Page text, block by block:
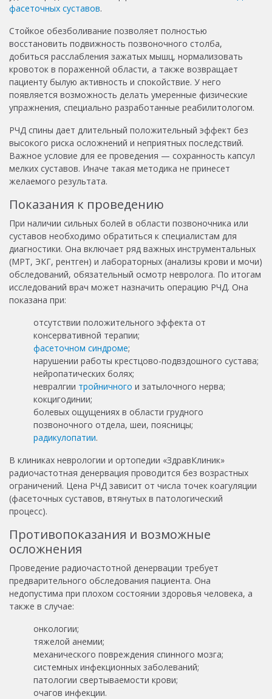
фасеточных суставов.
Стойкое обезболивание позволяет полностью
восстановить подвижность позвоночного столба,
добиться расслабления зажатых мышц, нормализовать
кровоток в пораженной области, а также возвращает
пациенту былую активность и спокойствие. У него
появляется возможность делать умеренные физические
упражнения, специально разработанные реабилитологом.
РЧД спины дает длительный положительный эффект без
высокого риска осложнений и неприятных последствий.
Важное условие для ее проведения — сохранность капсул
мелких суставов. Иначе такая методика не принесет
желаемого результата.
Показания к проведению
При наличии сильных болей в области позвоночника или
суставов необходимо обратиться к специалистам для
диагностики. Она включает ряд важных инструментальных
(МРТ, ЭКГ, рентген) и лабораторных (анализы крови и мочи)
обследований, обязательный осмотр невролога. По итогам
исследований врач может назначить операцию РЧД. Она
показана при:
отсутствии положительного эффекта от
консервативной терапии;
фасеточном синдроме;
нарушении работы крестцово-подвздошного сустава;
нейропатических болях;
невралгии тройничного и затылочного нерва;
кокцигодинии;
болевых ощущениях в области грудного
позвоночного отдела, шеи, поясницы;
радикулопатии.
В клиниках неврологии и ортопедии «ЗдравКлиник»
радиочастотная денервация проводится без возрастных
ограничений. Цена РЧД зависит от числа точек коагуляции
(фасеточных суставов, втянутых в патологический
процесс).
Противопоказания и возможные
осложнения
Проведение радиочастотной денервации требует
предварительного обследования пациента. Она
недопустима при плохом состоянии здоровья человека, а
также в случае:
онкологии;
тяжелой анемии;
механического повреждения спинного мозга;
системных инфекционных заболеваний;
патологии свертываемости крови;
очагов инфекции.